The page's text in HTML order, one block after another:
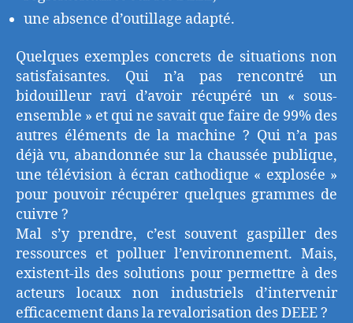
une absence d’outillage adapté.
Quelques exemples concrets de situations non
satisfaisantes. Qui n’a pas rencontré un
bidouilleur ravi d’avoir récupéré un « sous-
ensemble » et qui ne savait que faire de 99% des
autres éléments de la machine ? Qui n’a pas
déjà vu, abandonnée sur la chaussée publique,
une télévision à écran cathodique « explosée »
pour pouvoir récupérer quelques grammes de
cuivre ?
Mal s’y prendre, c’est souvent gaspiller des
ressources et polluer l’environnement. Mais,
existent-ils des solutions pour permettre à des
acteurs locaux non industriels d’intervenir
efficacement dans la revalorisation des DEEE ?